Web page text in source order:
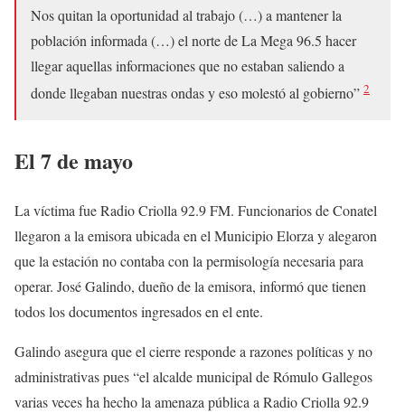
Nos quitan la oportunidad al trabajo (…) a mantener la
población informada (…) el norte de La Mega 96.5 hacer
llegar aquellas informaciones que no estaban saliendo a
donde llegaban nuestras ondas y eso molestó al gobierno” 2
El 7 de mayo
La víctima fue Radio Criolla 92.9 FM. Funcionarios de Conatel
llegaron a la emisora ubicada en el Municipio Elorza y alegaron
que la estación no contaba con la permisología necesaria para
operar. José Galindo, dueño de la emisora, informó que tienen
todos los documentos ingresados en el ente.
Galindo asegura que el cierre responde a razones políticas y no
administrativas pues “el alcalde municipal de Rómulo Gallegos
varias veces ha hecho la amenaza pública a Radio Criolla 92.9